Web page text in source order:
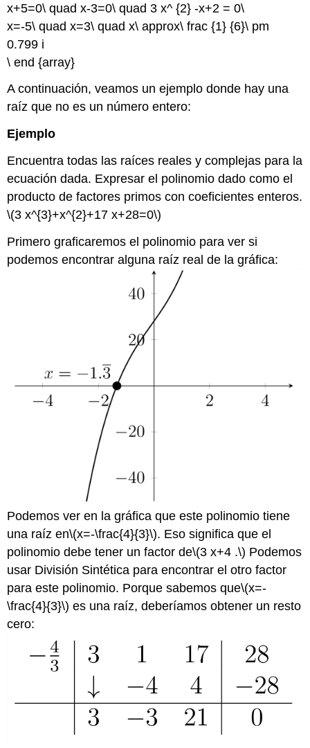
x+5=0\ quad x-3=0\ quad 3 x^ {2} -x+2 = 0\
x=-5\ quad x=3\ quad x\ approx\ frac {1} {6}\ pm
0.799 i
\ end {array}
A continuación, veamos un ejemplo donde hay una
raíz que no es un número entero:
Ejemplo
Encuentra todas las raíces reales y complejas para la
ecuación dada. Expresar el polinomio dado como el
producto de factores primos con coeficientes enteros.
\(3 x^{3}+x^{2}+17 x+28=0\)
Primero graficaremos el polinomio para ver si
podemos encontrar alguna raíz real de la gráfica:
Podemos ver en la gráfica que este polinomio tiene
una raíz en\(x=-\frac{4}{3}\). Eso significa que el
polinomio debe tener un factor de\(3 x+4 .\) Podemos
usar División Sintética para encontrar el otro factor
para este polinomio. Porque sabemos que\(x=-
\frac{4}{3}\) es una raíz, deberíamos obtener un resto
cero: